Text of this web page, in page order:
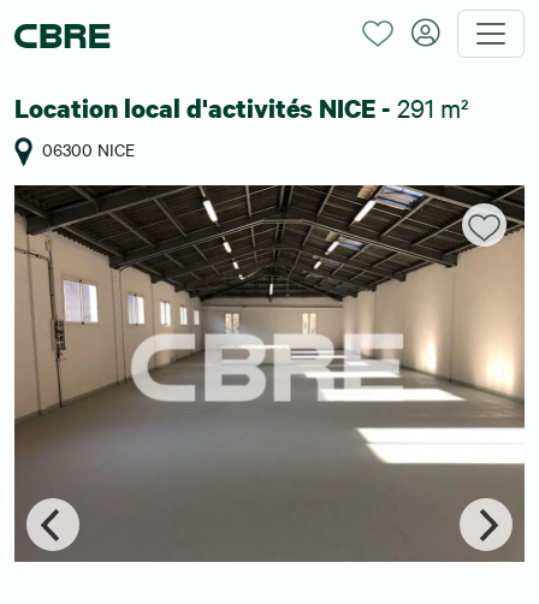
Location local d'activités NICE - 291 m²
06300 NICE